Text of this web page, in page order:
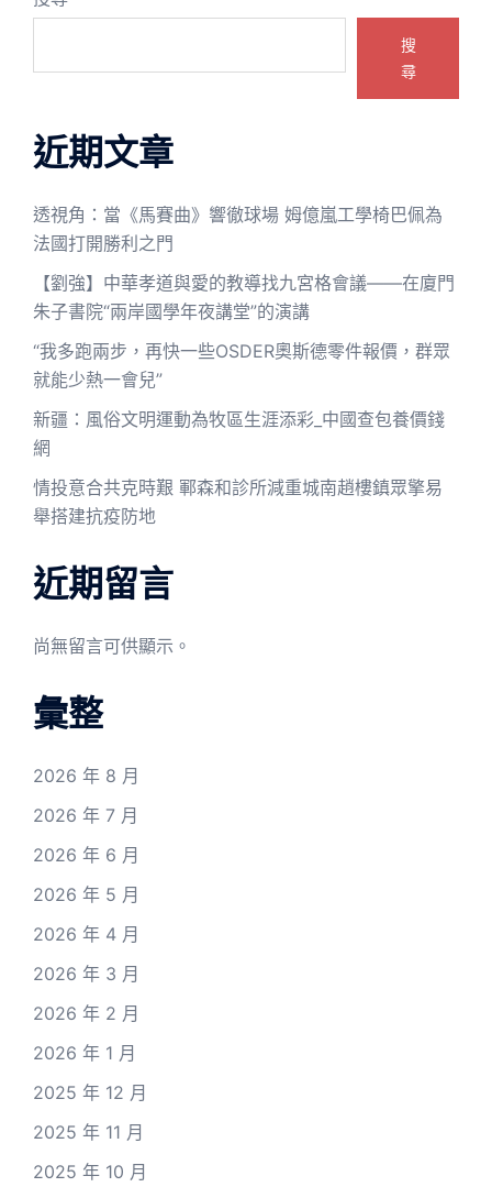
搜
尋
近期文章
透視角：當《馬賽曲》響徹球場 姆億嵐工學椅巴佩為
法國打開勝利之門
【劉強】中華孝道與愛的教導找九宮格會議——在廈門
朱子書院“兩岸國學年夜講堂”的演講
“我多跑兩步，再快一些OSDER奧斯德零件報價，群眾
就能少熱一會兒”
新疆：風俗文明運動為牧區生涯添彩_中國查包養價錢
網
情投意合共克時艱 鄆森和診所減重城南趙樓鎮眾擎易
舉搭建抗疫防地
近期留言
尚無留言可供顯示。
彙整
2026 年 8 月
2026 年 7 月
2026 年 6 月
2026 年 5 月
2026 年 4 月
2026 年 3 月
2026 年 2 月
2026 年 1 月
2025 年 12 月
2025 年 11 月
2025 年 10 月